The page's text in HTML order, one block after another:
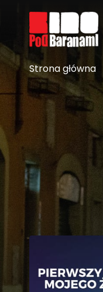
Linki
Strona główna